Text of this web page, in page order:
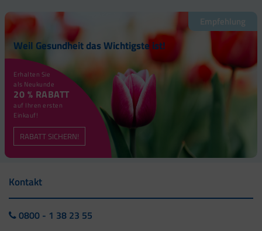
Empfehlung
Weil Gesundheit das Wichtigste ist!
Erhalten Sie
als Neukunde
20 % RABATT
auf Ihren ersten
Einkauf!
RABATT SICHERN!
Kontakt
0800 - 1 38 23 55